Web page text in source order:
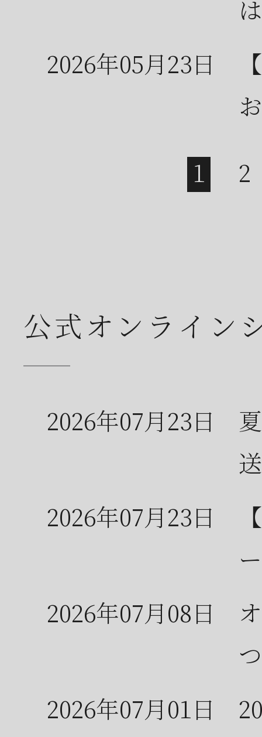
2026年05月23日
公式オンライン
2026年07月23日
2026年07月23日
2026年07月08日
2026年07月01日